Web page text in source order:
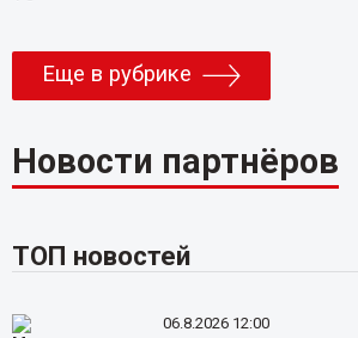
Еще в рубрике
Новости партнёров
ТОП новостей
06.8.2026 12:00